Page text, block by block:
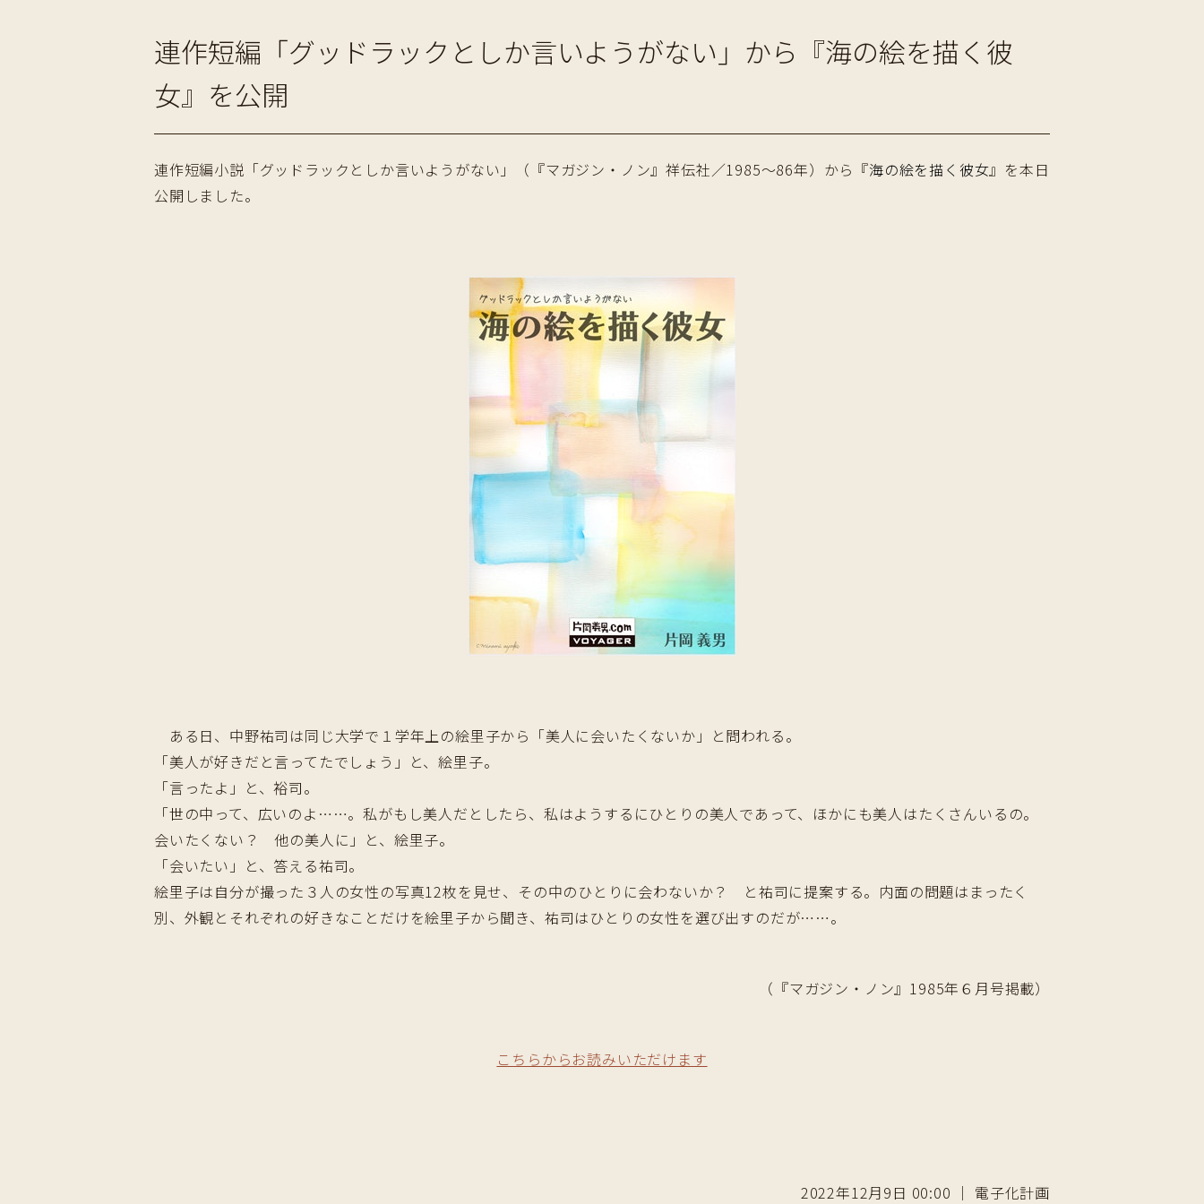
連作短編「グッドラックとしか言いようがない」から『海の絵を描く彼
女』を公開
連作短編小説「グッドラックとしか言いようがない」（『マガジン・ノン』祥伝社／1985〜86年）から『海の絵を描く彼女』を本日
公開しました。
ある日、中野祐司は同じ大学で１学年上の絵里子から「美人に会いたくないか」と問われる。
「美人が好きだと言ってたでしょう」と、絵里子。
「言ったよ」と、裕司。
「世の中って、広いのよ……。私がもし美人だとしたら、私はようするにひとりの美人であって、ほかにも美人はたくさんいるの。
会いたくない？ 他の美人に」と、絵里子。
「会いたい」と、答える祐司。
絵里子は自分が撮った３人の女性の写真12枚を見せ、その中のひとりに会わないか？ と祐司に提案する。内面の問題はまったく
別、外観とそれぞれの好きなことだけを絵里子から聞き、祐司はひとりの女性を選び出すのだが……。
（『マガジン・ノン』1985年６月号掲載）
こちらからお読みいただけます
2022年12月9日 00:00 ｜ 電子化計画